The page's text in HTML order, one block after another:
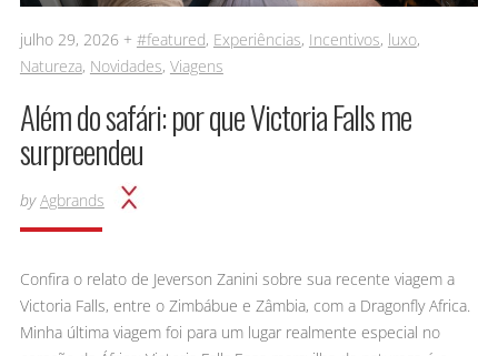
julho 29, 2026 + #featured, Experiências, Incentivos, luxo,
Natureza, Novidades, Viagens
Além do safári: por que Victoria Falls me
surpreendeu
by Agbrands
Confira o relato de Jeverson Zanini sobre sua recente viagem a
Victoria Falls, entre o Zimbábue e Zâmbia, com a Dragonfly Africa.
Minha última viagem foi para um lugar realmente especial no